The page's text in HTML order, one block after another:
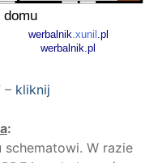
– kliknij
:
W razie